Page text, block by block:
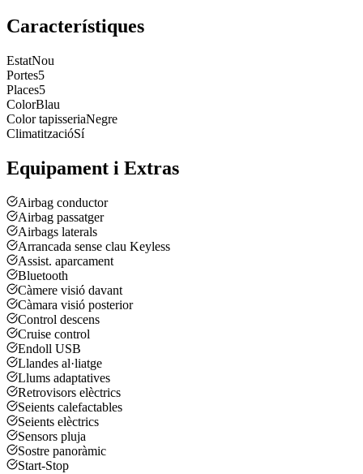
Característiques
EstatNou
Portes5
Places5
ColorBlau
Color tapisseriaNegre
ClimatitzacióSí
Equipament i Extras
Airbag conductor
Airbag passatger
Airbags laterals
Arrancada sense clau Keyless
Assist. aparcament
Bluetooth
Càmere visió davant
Càmara visió posterior
Control descens
Cruise control
Endoll USB
Llandes al·liatge
Llums adaptatives
Retrovisors elèctrics
Seients calefactables
Seients elèctrics
Sensors pluja
Sostre panoràmic
Start-Stop